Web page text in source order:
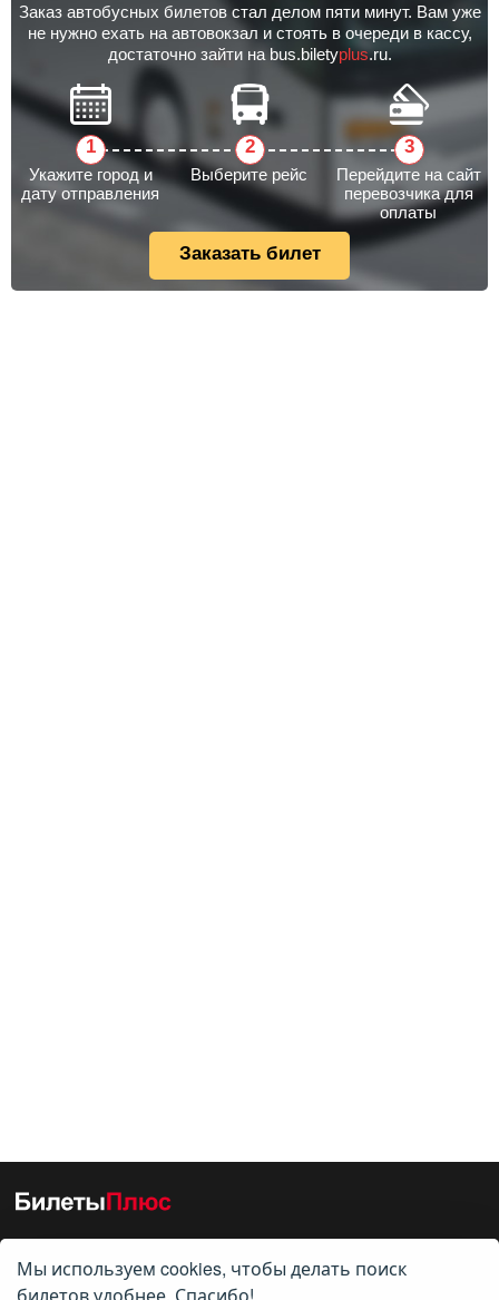
Заказ автобусных билетов стал делом пяти минут. Вам уже
не нужно ехать на автовокзал и стоять в очереди в кассу,
достаточно зайти на bus.biletyplus.ru.
Укажите город и
дату отправления
Выберите рейс
Перейдите на сайт
перевозчика для
оплаты
Заказать билет
О нас
Мы используем cookies, чтобы делать поиск